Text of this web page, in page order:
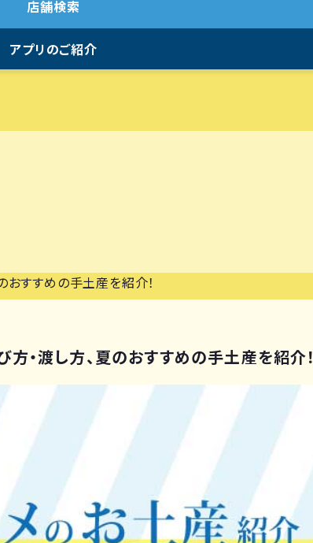
店舗検索
アプリのご紹介
おすすめの手土産を紹介！
方・渡し方、夏のおすすめの手土産を紹介！